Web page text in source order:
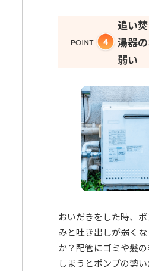
追い
湯器
弱い
おいだきをした時、
みと吐き出しが弱く
か？配管にゴミや髪
しまうとポンプの勢